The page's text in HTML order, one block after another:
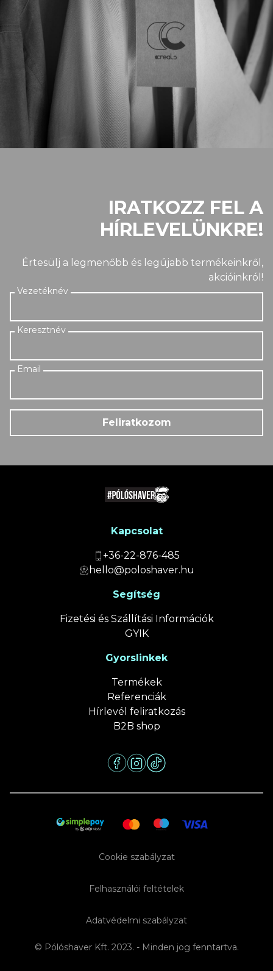
IRATKOZZ FEL A
HÍRLEVELÜNKRE!
Értesülj a legmenőbb és legújabb termékeinkről,
akcióinkról!
Feliratkozom
Kapcsolat
+36-22-876-485
hello@poloshaver.hu
Segítség
Fizetési és Szállítási Információk
GYIK
Gyorslinkek
Termékek
Referenciák
Hírlevél feliratkozás
B2B shop
© Pólóshaver Kft. 2023. - Minden jog fenntartva.
Adatvédelmi szabályzat
Felhasználói feltételek
Cookie szabályzat